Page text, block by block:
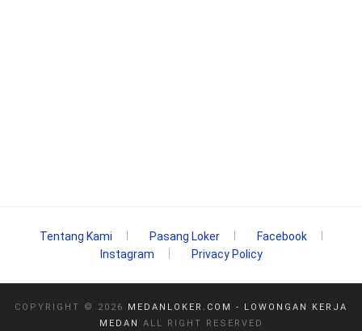
Tentang Kami Pasang Loker
Facebook
Instagram
Privacy Policy
COPYRIGHT © 2026
MEDANLOKER.COM - LOWONGAN KERJA
MEDAN
ALL RIGHT RESERVED